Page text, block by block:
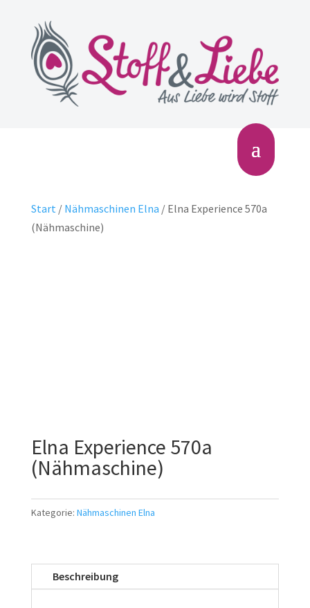
Start / Nähmaschinen Elna / Elna Experience 570a
(Nähmaschine)
Elna Experience 570a
(Nähmaschine)
Kategorie: Nähmaschinen Elna
Beschreibung